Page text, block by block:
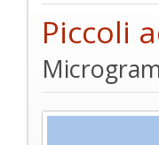
Piccoli